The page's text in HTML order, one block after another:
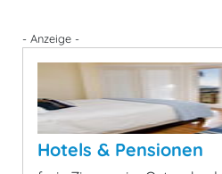
- Anzeige -
Hotels & Pensionen